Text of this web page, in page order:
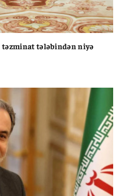
təzminat tələbindən niyə